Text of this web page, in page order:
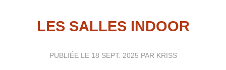
LES SALLES INDOOR
PUBLIÉE LE 18 SEPT. 2025 PAR KRISS